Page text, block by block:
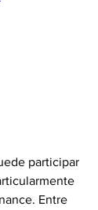
participar
Entre